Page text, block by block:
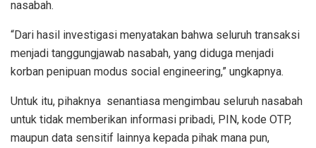
nasabah.
“Dari hasil investigasi menyatakan bahwa seluruh transaksi
menjadi tanggungjawab nasabah, yang diduga menjadi
korban penipuan modus social engineering,” ungkapnya.
Untuk itu, pihaknya senantiasa mengimbau seluruh nasabah
untuk tidak memberikan informasi pribadi, PIN, kode OTP,
maupun data sensitif lainnya kepada pihak mana pun,